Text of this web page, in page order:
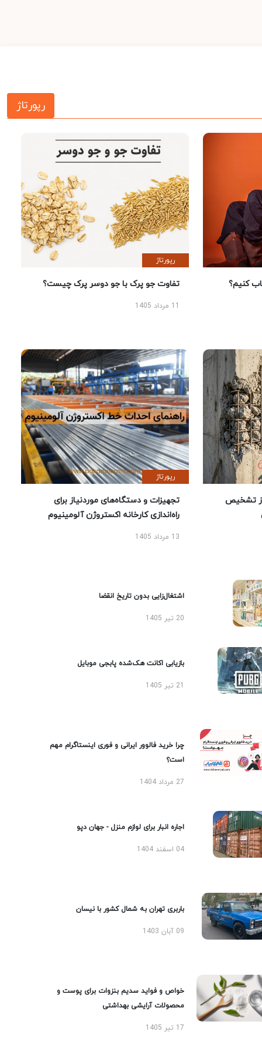
رپورتاژ
کنیم؟
رپورتاژ
تفاوت جو پرک با جو دوسر پرک چیست؟
تشخیص
رپورتاژ
تجهیزات و دستگاه‌های موردنیاز برای
راه‌اندازی کارخانه اکستروژن آلومینیوم
13 مرداد 1405
اشتغال‌زایی بدون تاریخ انقضا
20 تیر 1405
بازیابی اکانت هک‌شده پابجی موبایل
چرا خرید فالوور ایرانی و فوری اینستاگرام مهم
است؟
27 مرداد 1404
اجاره انبار برای لوازم منزل - جهان دپو
04 اسفند 1404
باربری تهران به شمال کشور با نیسان
09 آبان 1403
خواص و فواید سدیم بنزوات برای پوست و
محصولات آرایشی بهداشتی
17 تیر 1405